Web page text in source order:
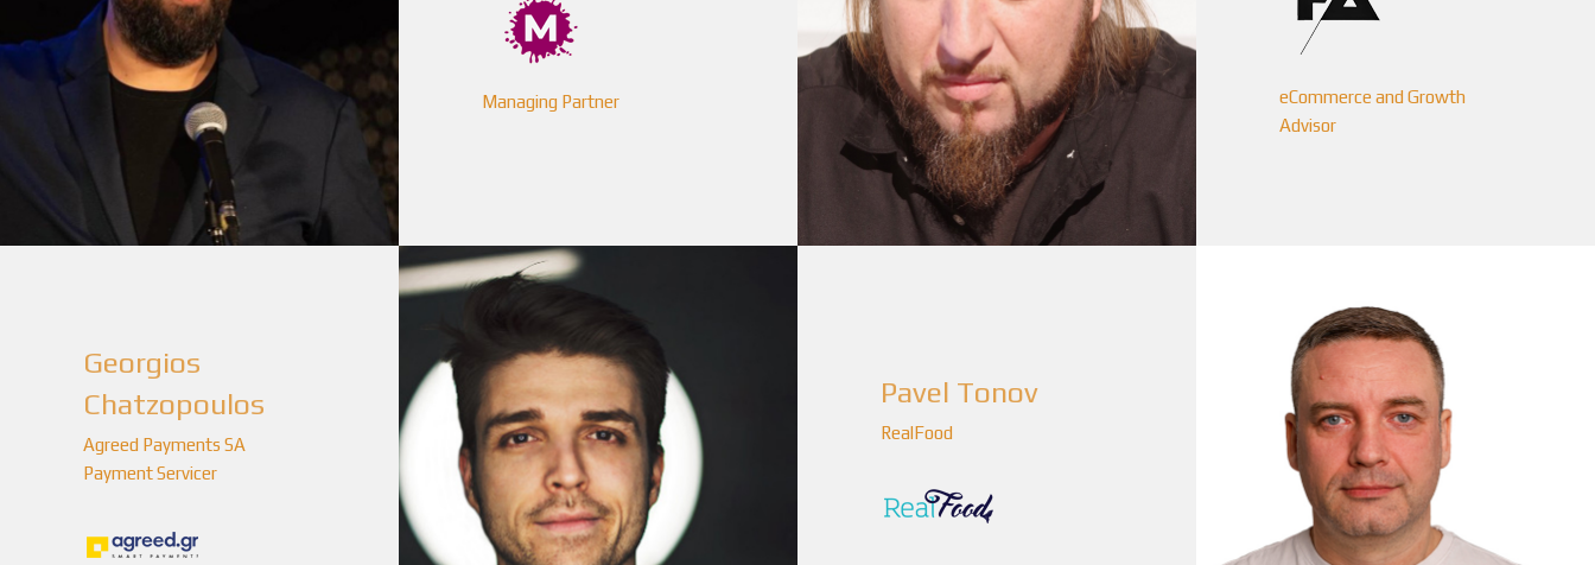
Managing Partner
Georgios
Chatzopoulos
Agreed Payments SA
Payment Servicer
eCommerce and Growth
Advisor
Pavel Tonov
RealFood